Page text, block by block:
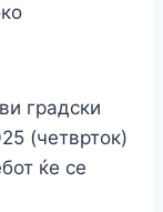
градски
(четврток)
ќе се